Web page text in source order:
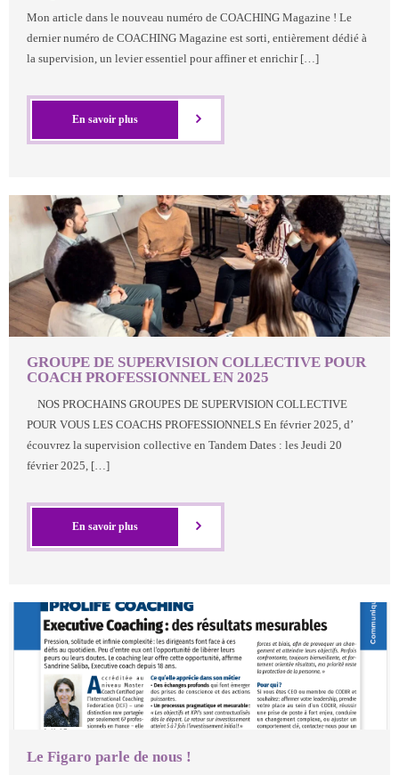
Mon article dans le nouveau numéro de COACHING Magazine ! Le
dernier numéro de COACHING Magazine est sorti, entièrement dédié à
la supervision, un levier essentiel pour affiner et enrichir […]
En savoir plus
GROUPE DE SUPERVISION COLLECTIVE POUR
COACH PROFESSIONNEL EN 2025
NOS PROCHAINS GROUPES DE SUPERVISION COLLECTIVE
POUR VOUS LES COACHS PROFESSIONNELS En février 2025, d’
écouvrez la supervision collective en Tandem Dates : les Jeudi 20
février 2025, […]
En savoir plus
Le Figaro parle de nous !